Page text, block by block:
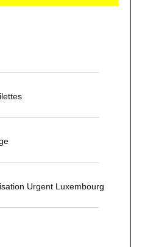
Urgent Luxembourg